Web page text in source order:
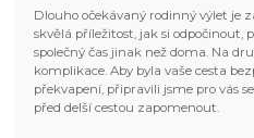
Dlouho očekávaný rodinný výlet je
skvělá příležitost, jak si odpočinout,
společný čas jinak než doma. Na
komplikace. Aby byla vaše cesta
překvapení, připravili jsme pro vás
před delší cestou zapomenout.